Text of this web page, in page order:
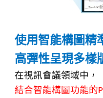
使用智能構圖精
高彈性呈現多樣
在視訊會議領域中，
結合智能構圖功能的